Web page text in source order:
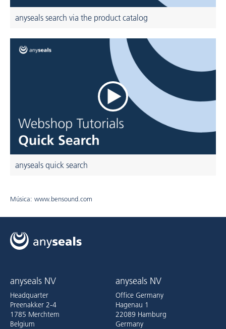
anyseals search via the product catalog
anyseals quick search
Música: www.bensound.com
anyseals NV
Headquarter
Preenakker 2-4
1785 Merchtem
Belgium
anyseals NV
Office Germany
Hagenau 1
22089 Hamburg
Germany